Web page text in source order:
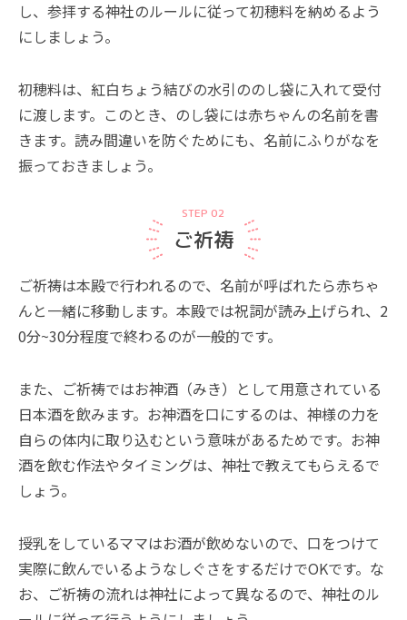
し、参拝する神社のルールに従って初穂料を納めるよう
にしましょう。
初穂料は、紅白ちょう結びの水引ののし袋に入れて受付
に渡します。このとき、のし袋には赤ちゃんの名前を書
きます。読み間違いを防ぐためにも、名前にふりがなを
振っておきましょう。
STEP 02
ご祈祷
ご祈祷は本殿で行われるので、名前が呼ばれたら赤ちゃ
んと一緒に移動します。本殿では祝詞が読み上げられ、2
0分~30分程度で終わるのが一般的です。
また、ご祈祷ではお神酒（みき）として用意されている
日本酒を飲みます。お神酒を口にするのは、神様の力を
自らの体内に取り込むという意味があるためです。お神
酒を飲む作法やタイミングは、神社で教えてもらえるで
しょう。
授乳をしているママはお酒が飲めないので、口をつけて
実際に飲んでいるようなしぐさをするだけでOKです。な
お、ご祈祷の流れは神社によって異なるので、神社のル